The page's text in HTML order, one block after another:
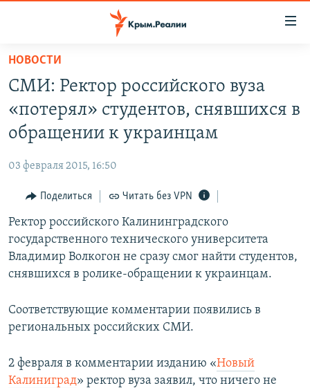
Вернуться
основному
содержанию
Вернутся
главной
навигации
Вернутся
поиску
ГРУЗ 200
11 ЛЕТ ОККУПАЦИИ КРЫМА. 11 ИСТОРИЙ СОПРОТИВЛЕНИЯ
ВОДА
ЕЩЕ
ИНТЕРАКТИВ
ИНФОГРАФИКА
ТЕЛЕПРОЕКТ КРЫМ.РЕАЛИИ
СОВЕТЫ ПРАВОЗАЩИТНИКОВ
ПОБЕДИТЕЛЕЙ НЕ СУДЯТ?
ELIFBE
РАДІО СВОБОДА
КАК ОБОЙТИ БЛОКИРОВКУ
Українською
НОВОСТИ
СМИ: Ректор российского вуза
«потерял» студентов, снявшихся в
обращении к украинцам
03 февраля 2015, 16:50
Поделиться Читать без VPN
Ректор российского Калининградского
государственного технического университета
Владимир Волкогон не сразу смог найти студентов,
снявшихся в ролике-обращении к украинцам.
Соответствующие комментарии появились в
региональных российских СМИ.
2 февраля в комментарии изданию «Новый
Калиниград» ректор вуза заявил, что ничего не